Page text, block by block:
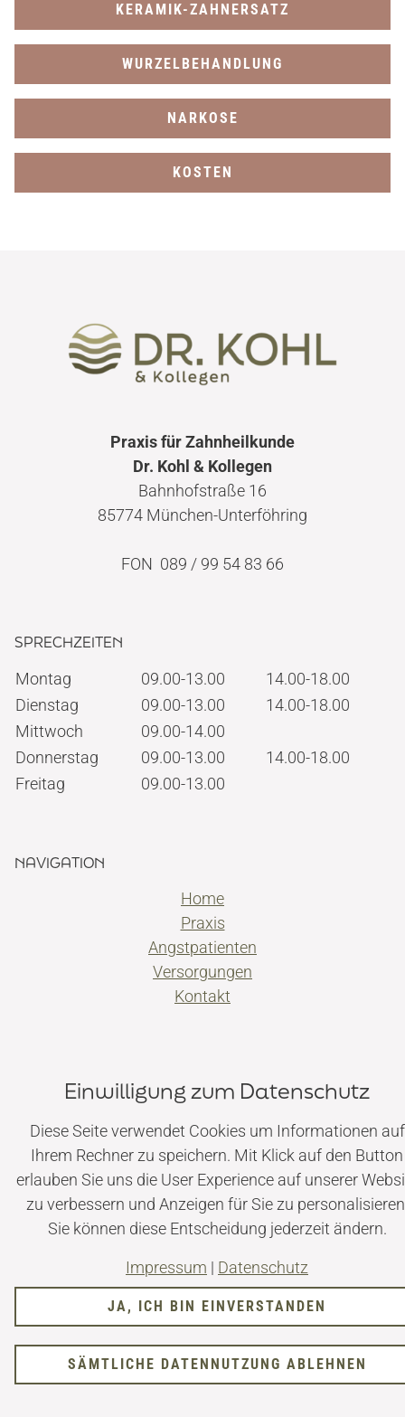
KERAMIK-ZAHNERSATZ
WURZELBEHANDLUNG
NARKOSE
KOSTEN
Praxis für Zahnheilkunde
Dr. Kohl & Kollegen
Bahnhofstraße 16
85774 München-Unterföhring
FON 089 / 99 54 83 66
SPRECHZEITEN
Montag 09.00-13.00
14.00-18.00
Dienstag
09.00-13.00
14.00-18.00
Mittwoch
09.00-14.00
Donnerstag
09.00-13.00
14.00-18.00
Freitag
09.00-13.00
NAVIGATION
Home
Praxis
Angstpatienten
Versorgungen
Kontakt
Einwilligung zum Datenschutz
Diese Seite verwendet Cookies um Informationen auf
Ihrem Rechner zu speichern. Mit Klick auf den Button
erlauben Sie uns die User Experience auf unserer
zu verbessern und Anzeigen für Sie zu
Sie können diese Entscheidung jederzeit ändern.
Impressum | Datenschutz
JA, ICH BIN EINVERSTANDEN
SÄMTLICHE DATENNUTZUNG ABLEHNEN